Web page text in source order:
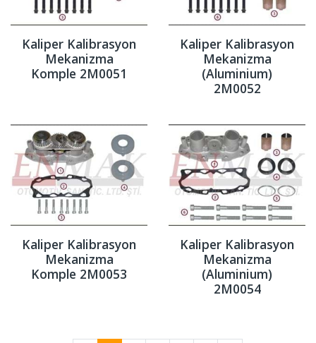
Kaliper Kalibrasyon
Mekanizma
Komple 2M0051
Kaliper Kalibrasyon
Mekanizma
(Aluminium)
2M0052
Kaliper Kalibrasyon
Mekanizma
Komple 2M0053
Kaliper Kalibrasyon
Mekanizma
(Aluminium)
2M0054